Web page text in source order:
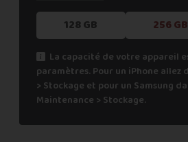
128 GB 256 GB
La capacité de votre appareil
paramètres. Pour un iPhone allez
> Stockage et pour un Samsung
Maintenance > Stockage.